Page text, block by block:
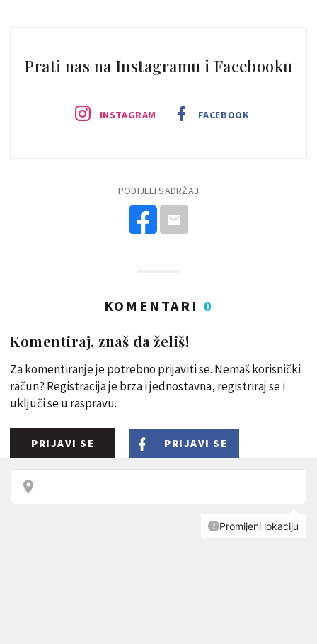
Prati nas na Instagramu i Facebooku
INSTAGRAM FACEBOOK
PODIJELI SADRŽAJ
KOMENTARI 0
Komentiraj, znaš da želiš!
Za komentiranje je potrebno prijaviti se. Nemaš korisnički
račun? Registracija je brza i jednostavna, registriraj se i
uključi se u raspravu.
PRIJAVI SE PRIJAVI SE